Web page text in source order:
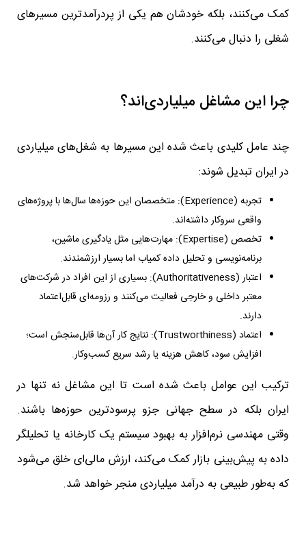
کمک می‌کنند، بلکه خودشان هم یکی از پردرآمدترین مسیرهای
شغلی را دنبال می‌کنند.
چرا این مشاغل میلیاردی‌اند؟
چند عامل کلیدی باعث شده این مسیرها به شغل‌های میلیاردی
در ایران تبدیل شوند:
تجربه (Experience): متخصصان این حوزه‌ها سال‌ها با پروژه‌های
واقعی سروکار داشته‌اند.
تخصص (Expertise): مهارت‌هایی مثل یادگیری ماشین،
برنامه‌نویسی و تحلیل داده کمیاب اما بسیار ارزشمندند.
اعتبار (Authoritativeness): بسیاری از این افراد در شرکت‌های
معتبر داخلی و خارجی فعالیت می‌کنند و رزومه‌ای قابل‌اعتماد
دارند.
اعتماد (Trustworthiness): نتایج کار آن‌ها قابل‌سنجش است؛
افزایش سود، کاهش هزینه یا رشد سریع کسب‌وکار.
ترکیب این عوامل باعث شده است تا این مشاغل نه تنها در
ایران بلکه در سطح جهانی جزو پرسودترین حوزه‌ها باشند.
وقتی مهندسی نرم‌افزار به بهبود سیستم یک کارخانه یا تحلیلگر
داده به پیش‌بینی بازار کمک می‌کند، ارزش مالی‌ای خلق می‌شود
که به‌طور طبیعی به درآمد میلیاردی منجر خواهد شد.